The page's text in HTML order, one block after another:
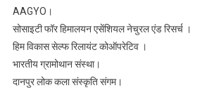
AAGYO।
सोसाइटी फॉर हिमालयन एसेंशियल नेचुरल एंड रिसर्च ।
हिम विकास सेल्फ रिलायंट कोऑपरेटिव ।
भारतीय ग्रामोथान संस्था।
दानपुर लोक कला संस्कृति संगम।